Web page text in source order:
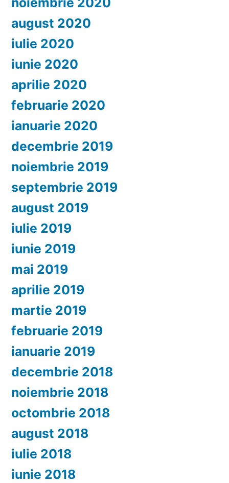
august 2020
iulie 2020
iunie 2020
aprilie 2020
februarie 2020
ianuarie 2020
decembrie 2019
noiembrie 2019
septembrie 2019
august 2019
iulie 2019
iunie 2019
mai 2019
aprilie 2019
martie 2019
februarie 2019
ianuarie 2019
decembrie 2018
noiembrie 2018
octombrie 2018
august 2018
iulie 2018
iunie 2018